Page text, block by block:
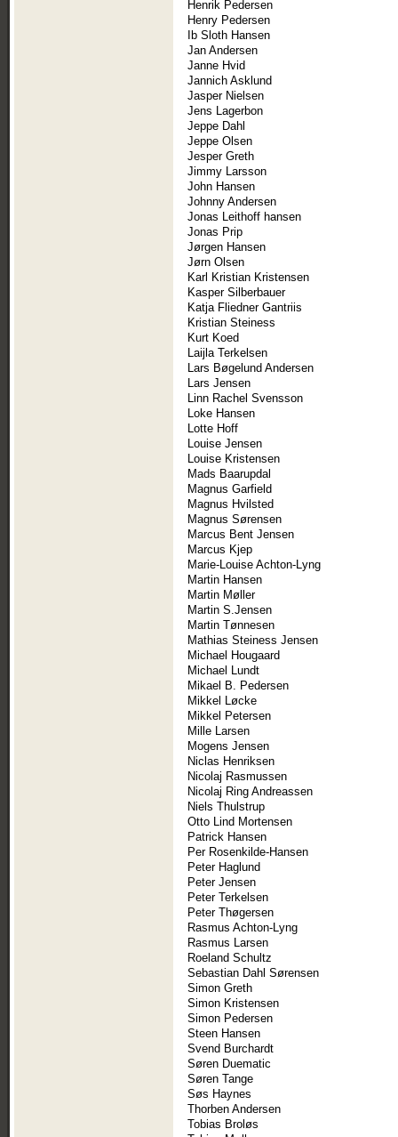
Henrik Pedersen
Henry Pedersen
Ib Sloth Hansen
Jan Andersen
Janne Hvid
Jannich Asklund
Jasper Nielsen
Jens Lagerbon
Jeppe Dahl
Jeppe Olsen
Jesper Greth
Jimmy Larsson
John Hansen
Johnny Andersen
Jonas Leithoff hansen
Jonas Prip
Jørgen Hansen
Jørn Olsen
Karl Kristian Kristensen
Kasper Silberbauer
Katja Fliedner Gantriis
Kristian Steiness
Kurt Koed
Laijla Terkelsen
Lars Bøgelund Andersen
Lars Jensen
Linn Rachel Svensson
Loke Hansen
Lotte Hoff
Louise Jensen
Louise Kristensen
Mads Baarupdal
Magnus Garfield
Magnus Hvilsted
Magnus Sørensen
Marcus Bent Jensen
Marcus Kjep
Marie-Louise Achton-Lyng
Martin Hansen
Martin Møller
Martin S.Jensen
Martin Tønnesen
Mathias Steiness Jensen
Michael Hougaard
Michael Lundt
Mikael B. Pedersen
Mikkel Løcke
Mikkel Petersen
Mille Larsen
Mogens Jensen
Niclas Henriksen
Nicolaj Rasmussen
Nicolaj Ring Andreassen
Niels Thulstrup
Otto Lind Mortensen
Patrick Hansen
Per Rosenkilde-Hansen
Peter Haglund
Peter Jensen
Peter Terkelsen
Peter Thøgersen
Rasmus Achton-Lyng
Rasmus Larsen
Roeland Schultz
Sebastian Dahl Sørensen
Simon Greth
Simon Kristensen
Simon Pedersen
Steen Hansen
Svend Burchardt
Søren Duematic
Søren Tange
Søs Haynes
Thorben Andersen
Tobias Broløs